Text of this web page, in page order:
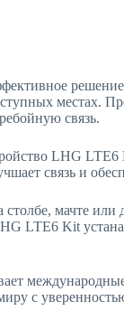
решение
местах.
связь.
LHG LTE6
связь и
мачте или
LTE6 Kit
международные
с